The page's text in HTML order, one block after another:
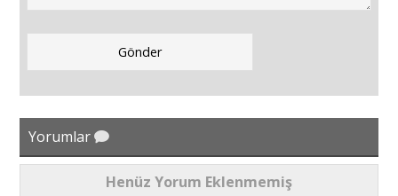
Yorumlar
Henüz Yorum Eklenmemiş